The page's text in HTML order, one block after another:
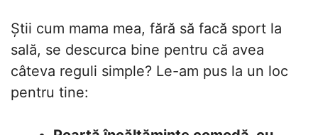
Știi cum mama mea, fără să facă sport la
sală, se descurca bine pentru că avea
câteva reguli simple? Le-am pus la un loc
pentru tine: